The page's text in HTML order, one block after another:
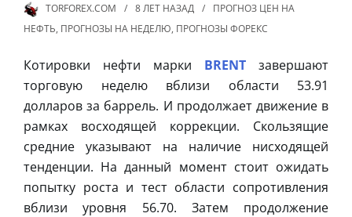
TORFOREX.COM 8 ЛЕТ НАЗАД
ПРОГНОЗ ЦЕН НА
НЕФТЬ, ПРОГНОЗЫ НА НЕДЕЛЮ, ПРОГНОЗЫ ФОРЕКС
Котировки нефти марки BRENT завершают
торговую неделю вблизи области 53.91
долларов за баррель. И продолжает движение в
рамках восходящей коррекции. Скользящие
средние указывают на наличие нисходящей
тенденции. На данный момент стоит ожидать
попытку роста и тест области сопротивления
вблизи уровня 56.70. Затем продолжение